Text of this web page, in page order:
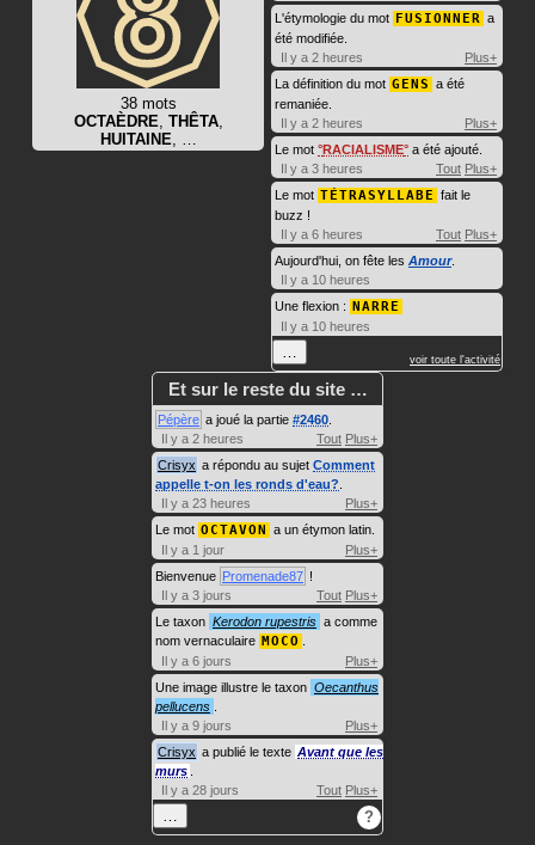
38 mots
OCTAÈDRE, THÊTA,
HUITAINE, …
L'étymologie du mot FUSIONNER a
été modifiée.
Il y a 2 heures
Plus+
La définition du mot GENS a été
remaniée.
Il y a 2 heures
Plus+
Le mot RACIALISME a été ajouté.
Il y a 3 heures
Tout Plus+
Le mot TÉTRASYLLABE fait le
buzz !
Il y a 6 heures
Tout Plus+
Aujourd'hui, on fête les Amour.
Il y a 10 heures
Une flexion : NARRE
Il y a 10 heures
… voir toute l'activité
Et sur le reste du site …
Pépère a joué la partie #2460
Il y a 2 heures
Tout Plus+
Crisyx a répondu au sujet Comment
appelle t-on les ronds d'eau?
Il y a 23 heures
Plus+
Le mot OCTAVON a un étymon latin.
Il y a 1 jour
Plus+
Bienvenue Promenade87 !
Il y a 3 jours
Tout Plus+
Le taxon Kerodon rupestris a comme
nom vernaculaire MOCO
Il y a 6 jours
Plus+
Une image illustre le taxon Oecanthus
pellucens
Il y a 9 jours
Plus+
Crisyx a publié le texte Avant que les
murs
Il y a 28 jours
Tout Plus+
… ?